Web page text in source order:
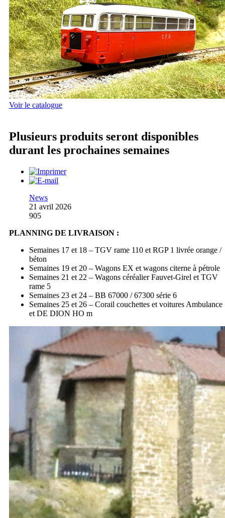
Voir le catalogue
Plusieurs produits seront disponibles
durant les prochaines semaines
News
21 avril 2026
905
PLANNING DE LIVRAISON :
Semaines 17 et 18 – TGV rame 110 et RGP 1 livrée orange /
béton
Semaines 19 et 20 – Wagons EX et wagons citerne à pétrole
Semaines 21 et 22 – Wagons céréalier Fauvet-Girel et TGV
rame 5
Semaines 23 et 24 – BB 67000 / 67300 série 6
Semaines 25 et 26 – Corail couchettes et voitures Ambulance
et DE DION HO m